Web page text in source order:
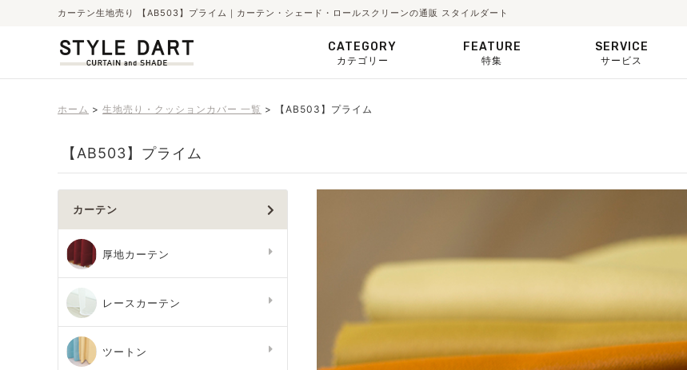
カーテン生地売り 【AB503】プライム｜カーテン・シェード・ロールスクリーンの通販 スタイルダート
CATEGORY
カテゴリー
FEATURE
特集
SERVICE
サービス
ホーム 生地売り・クッションカバー 一覧 【AB503】プライム
【AB503】プライム
カーテン
厚地カーテン
レースカーテン
ツートン